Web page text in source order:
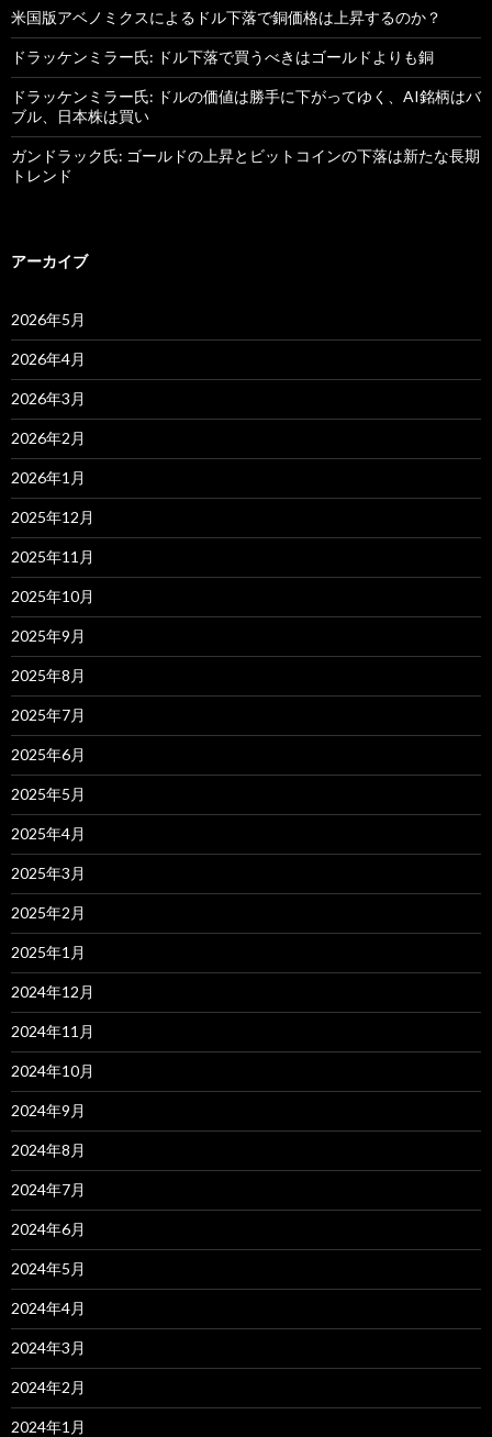
米国版アベノミクスによるドル下落で銅価格は上昇するのか？
ドラッケンミラー氏: ドル下落で買うべきはゴールドよりも銅
ドラッケンミラー氏: ドルの価値は勝手に下がってゆく、AI銘柄はバ
ブル、日本株は買い
ガンドラック氏: ゴールドの上昇とビットコインの下落は新たな長期
トレンド
アーカイブ
2026年5月
2026年4月
2026年3月
2026年2月
2026年1月
2025年12月
2025年11月
2025年10月
2025年9月
2025年8月
2025年7月
2025年6月
2025年5月
2025年4月
2025年3月
2025年2月
2025年1月
2024年12月
2024年11月
2024年10月
2024年9月
2024年8月
2024年7月
2024年6月
2024年5月
2024年4月
2024年3月
2024年2月
2024年1月